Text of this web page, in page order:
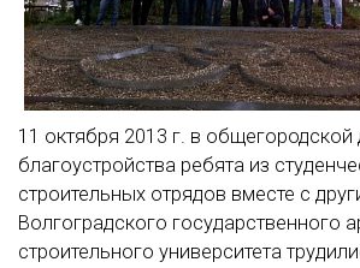
11 октября 2013 г. в общегородской
благоустройства ребята из
строительных отрядов вместе с
Волгоградского государственного
строительного университета